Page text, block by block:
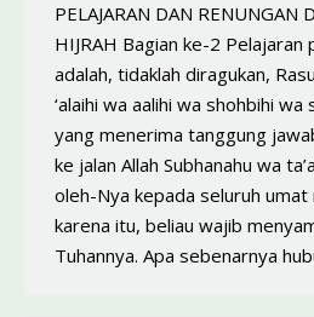
PELAJARAN DAN RENUNGAN
HIJRAH Bagian ke-2 Pelajaran
adalah, tidaklah diragukan,
‘alaihi wa aalihi wa shohbihi
yang menerima tanggung
ke jalan Allah Subhanahu wa
oleh-Nya kepada seluruh umat
karena itu, beliau wajib
Tuhannya. Apa sebenarnya